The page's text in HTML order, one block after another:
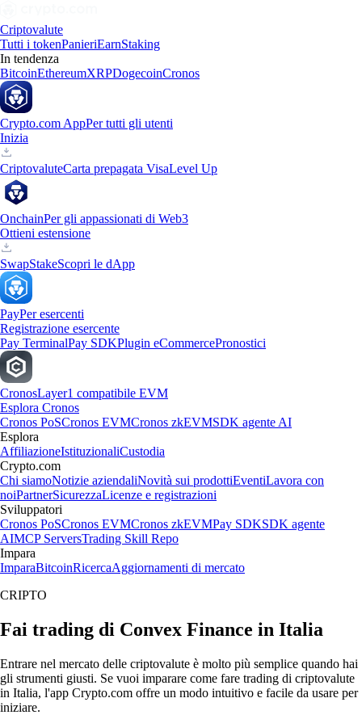
Criptovalute
Tutti i tokenPanieriEarnStaking
In tendenza
BitcoinEthereumXRPDogecoinCronos
Crypto.com AppPer tutti gli utenti
Inizia
CriptovaluteCarta prepagata VisaLevel Up
OnchainPer gli appassionati di Web3
Ottieni estensione
SwapStakeScopri le dApp
PayPer esercenti
Registrazione esercente
Pay TerminalPay SDKPlugin eCommercePronostici
CronosLayer1 compatibile EVM
Esplora Cronos
Cronos PoSCronos EVMCronos zkEVMSDK agente AI
Esplora
AffiliazioneIstituzionaliCustodia
Crypto.com
Chi siamoNotizie aziendaliNovità sui prodottiEventiLavora con
noiPartnerSicurezzaLicenze e registrazioni
Sviluppatori
Cronos PoSCronos EVMCronos zkEVMPay SDKSDK agente
AIMCP ServersTrading Skill Repo
Impara
ImparaBitcoinRicercaAggiornamenti di mercato
CRIPTO
Fai trading di Convex Finance in Italia
Entrare nel mercato delle criptovalute è molto più semplice quando hai
gli strumenti giusti. Se vuoi imparare come fare trading di criptovalute
in Italia, l'app Crypto.com offre un modo intuitivo e facile da usare per
iniziare.